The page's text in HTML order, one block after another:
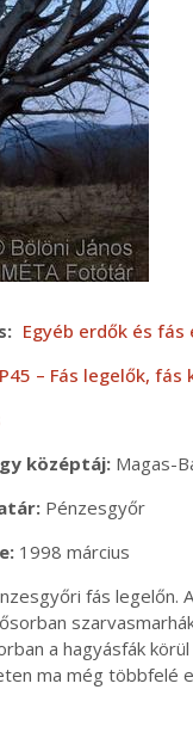
Egyéb erdők és fás
P45 – Fás legelők,
középtáj Magas-
Pénzesgyőr
1998 március
fás legelőn.
a hagyásfák
ma még többfelé